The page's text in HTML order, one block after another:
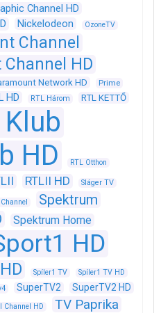
Channel HD
Nickelodeon OzoneTV
Channel
HD
Network HD Prime
HD RTL Három RTL KETTŐ
Klub
HD
RTL Otthon
RTLII HD Sláger TV
Spektrum
Spektrum Home
HD
Spíler1 TV
Spíler1 TV HD
SuperTV2 SuperTV2 HD
Channel HD TV Paprika